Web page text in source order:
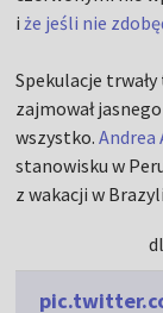
iże jeśli nie
Spekulacje
zajmował
wszystko.Andrea
stanowisku w
z wakacji w